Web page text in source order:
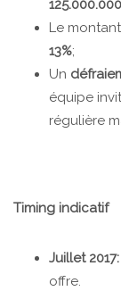
Le
13%;
Un
équipe
régulière
Timing indicatif
Juillet 2017:
offre.